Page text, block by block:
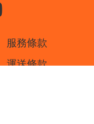
服務條款
運送條款